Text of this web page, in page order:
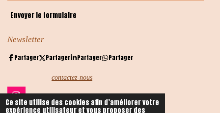
Ce site utilise des cookies afin d’améliorer votre
expérience utilisateur et vous proposer des
Envoyer le formulaire
Newsletter
Partager Partager Partager Partager
contactez-nous
I
n